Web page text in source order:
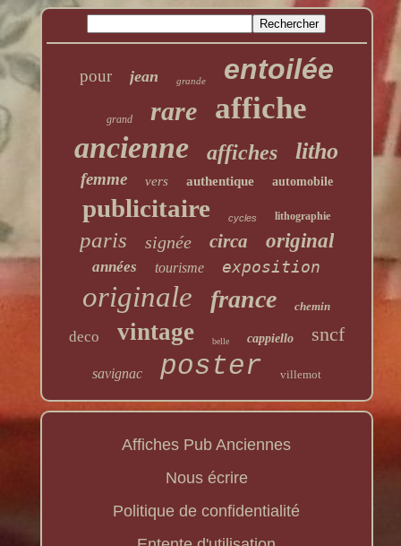
pour jean grande entoilée
grand rare affiche
ancienne affiches litho
femme vers authentique automobile
publicitaire cycles lithographie
paris signée circa original
années tourisme exposition
originale france chemin
deco vintage belle cappiello sncf
savignac poster villemot
Affiches Pub Anciennes
Nous écrire
Politique de confidentialité